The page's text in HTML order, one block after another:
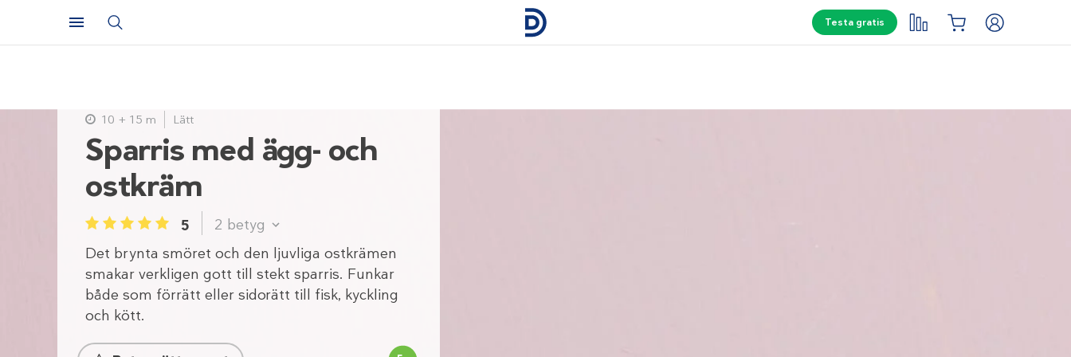
Testa gratis
Sparris med ägg- och
ostkräm
1 2 3 4 5 5 2 betyg
Det brynta smöret och den ljuvliga ostkrämen
smakar verkligen gott till stekt sparris. Funkar
både som förrätt eller sidorätt till fisk, kyckling
och kött.
10 + 15 m Lätt